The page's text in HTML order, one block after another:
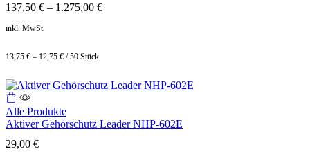
137,50 € – 1.275,00 €
inkl. MwSt.
13,75 € – 12,75 € /50 Stück
Alle Produkte
Aktiver Gehörschutz Leader NHP-602E
29,00 €